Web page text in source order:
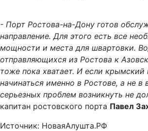
- Порт Ростова-на-Дону готов
направление. Для этого есть все
мощности и места для швартовки.
отправляющихся из Ростова к
тоже пока хватает. И если
начинаться именно в Ростове, а не в
серьезных проблем возникнуть не
капитан ростовского порта Павел
Источник: НоваяАлушта.РФ